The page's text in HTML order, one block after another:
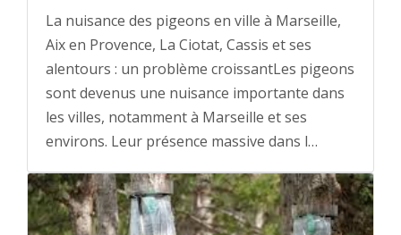
La nuisance des pigeons en ville à Marseille,
Aix en Provence, La Ciotat, Cassis et ses
alentours : un problème croissantLes pigeons
sont devenus une nuisance importante dans
les villes, notamment à Marseille et ses
environs. Leur présence massive dans l…